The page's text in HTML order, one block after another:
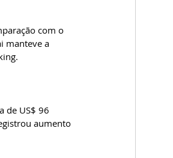
com o
manteve a
de US$ 96
aumento